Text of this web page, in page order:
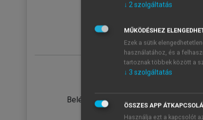
Belépés intézményi azonosítóval
↓ 2szolgáltatás
MŰKÖDÉSHEZ
Ezek a sütik
használatához, és a
tartoznak többek között a
↓ 3 szolgáltatás
ÖSSZES APP
Használja ezt a kapcsolót